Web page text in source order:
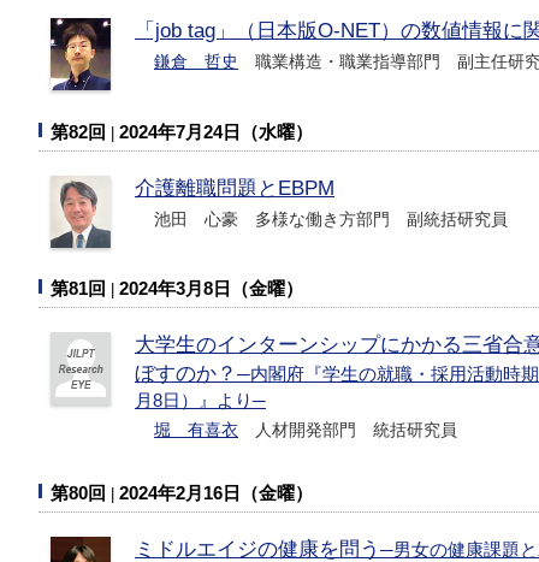
「job tag」（日本版O-NET）の数値情報に
鎌倉 哲史 職業構造・職業指導部門 副主任研
第82回 2024年7月24日（水曜）
介護離職問題とEBPM
池田 心豪 多様な働き方部門 副統括研究員
第81回 2024年3月8日（金曜）
大学生のインターンシップにかかる三省合
ぼすのか？ ─内閣府『学生の就職・採用活動時
月8日）』より─
堀 有喜衣 人材開発部門 統括研究員
第80回 2024年2月16日（金曜）
ミドルエイジの健康を問う ─男女の健康課題